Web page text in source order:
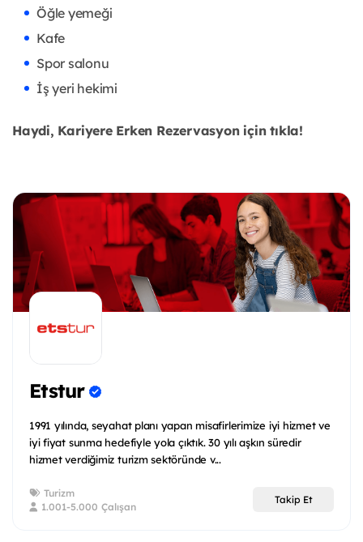
Öğle yemeği
Kafe
Spor salonu
İş yeri hekimi
Haydi, Kariyere Erken Rezervasyon için tıkla!
Etstur
1991 yılında, seyahat planı yapan misafirlerimize iyi hizmet ve
iyi fiyat sunma hedefiyle yola çıktık. 30 yılı aşkın süredir
hizmet verdiğimiz turizm sektöründe v...
Turizm
1.001-5.000 Çalışan
Takip Et